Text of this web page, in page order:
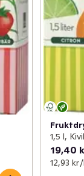
1,5 l,
19,40
12,93 kr /l